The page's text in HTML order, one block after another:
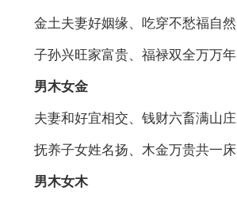
金土夫妻好姻缘、吃穿不愁福自然
子孙兴旺家富贵、福禄双全万万年
男木女金
夫妻和好宜相交、钱财六畜满山庄
抚养子女姓名扬、木金万贵共一床
男木女木